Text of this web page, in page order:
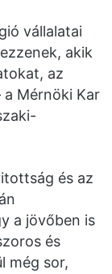
vállalatai
akik
az
Mérnöki Kar
és az
a jövőben is
és
még sor,